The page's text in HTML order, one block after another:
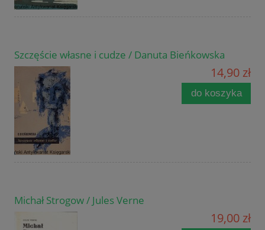
Szczęście własne i cudze / Danuta Bieńkowska
14,90 zł
do koszyka
Michał Strogow / Jules Verne
19,00 zł